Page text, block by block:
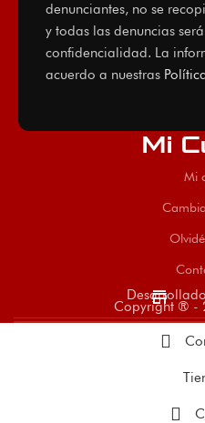
denunciantes, no se
y todas las denuncias
confidencialidad. La
acuerdo a nuestras
Mi
Mi
store
Copyright ® -